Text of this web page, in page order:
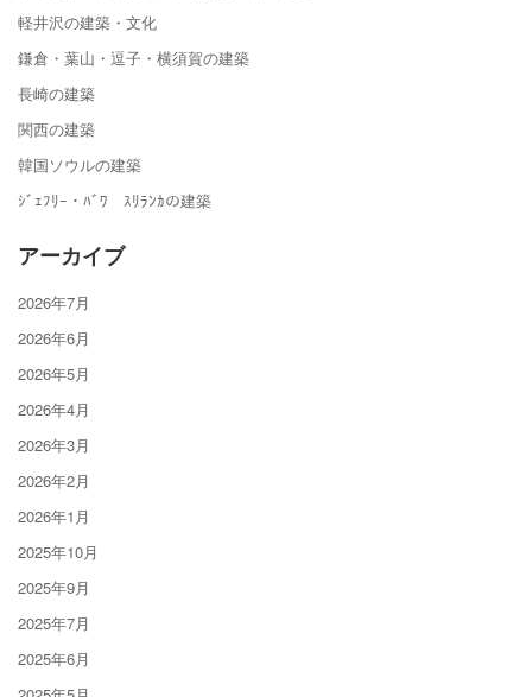
軽井沢の建築・文化
鎌倉・葉山・逗子・横須賀の建築
長崎の建築
関西の建築
韓国ソウルの建築
ｼﾞｪﾌﾘｰ・ﾊﾞﾜ ｽﾘﾗﾝｶの建築
アーカイブ
2026年7月
2026年6月
2026年5月
2026年4月
2026年3月
2026年2月
2026年1月
2025年10月
2025年9月
2025年7月
2025年6月